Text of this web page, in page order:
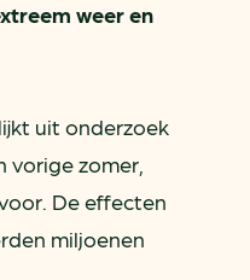
weer en
uit onderzoek
vorige zomer,
De effecten
miljoenen